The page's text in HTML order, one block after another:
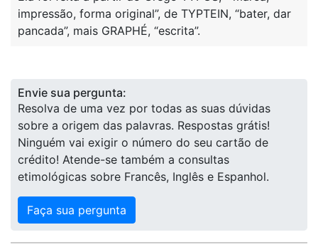
impressão, forma original”, de TYPTEIN, “bater, dar
pancada”, mais GRAPHÉ, “escrita”.
Envie sua pergunta:
Resolva de uma vez por todas as suas dúvidas
sobre a origem das palavras. Respostas grátis!
Ninguém vai exigir o número do seu cartão de
crédito! Atende-se também a consultas
etimológicas sobre Francês, Inglês e Espanhol.
Faça sua pergunta